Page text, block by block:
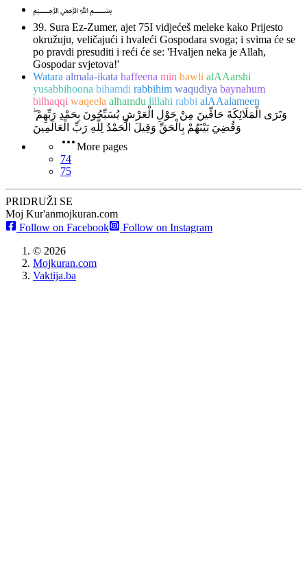
﷽
39. Sura Ez-Zumer, ajet 75I vidjećeš meleke kako Prijesto
okružuju, veličajući i hvaleći Gospodara svoga; i svima će se
po pravdi presuditi i reći će se: 'Hvaljen neka je Allah,
Gospodar svjetova!'
Watara almala-ikata haffeena min hawli alAAarshi
yusabbihoona bihamdi rabbihim waqudiya baynahum
bilhaqqi waqeela alhamdu lillahi rabbi alAAalameen
وَتَرَى الْمَلَائِكَةَ حَافِّينَ مِنْ حَوْلِ الْعَرْشِ يُسَبِّحُونَ بِحَمْدِ رَبِّهِمْ ۖ
وَقُضِيَ بَيْنَهُمْ بِالْحَقِّ وَقِيلَ الْحَمْدُ لِلَّهِ رَبِّ الْعَالَمِينَ
More pages
74
75
PRIDRUŽI SE
Moj Kur'anmojkuran.com
Follow on Facebook
Follow on Instagram
© 2026
Mojkuran.com
Vaktija.ba